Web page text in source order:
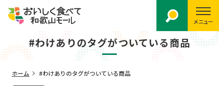
メニュー
#わけありのタグがついている商品
ホーム #わけありのタグがついている商品